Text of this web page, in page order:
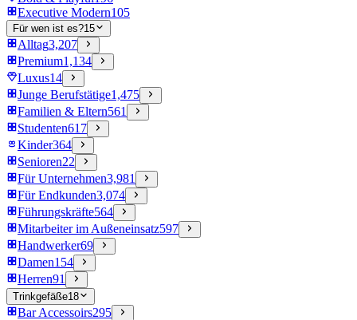
Executive Modern105
Für wen ist es?15
Alltag3,207
Premium1,134
Luxus14
Junge Berufstätige1,475
Familien & Eltern561
Studenten617
Kinder364
Senioren22
Für Unternehmen3,981
Für Endkunden3,074
Führungskräfte564
Mitarbeiter im Außeneinsatz597
Handwerker69
Damen154
Herren91
Trinkgefäße18
Bar Accessoirs295